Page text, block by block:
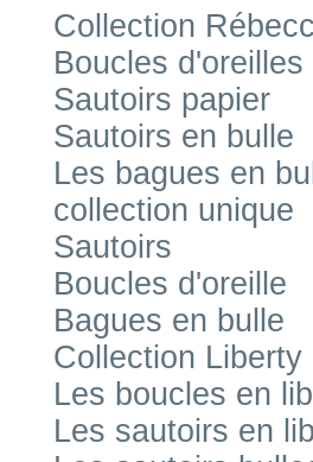
Collection
Boucles d'oreilles
Sautoirs papier
Sautoirs en bulle
Les bagues en
collection unique
Sautoirs
Boucles d'oreille
Bagues en bulle
Collection Liberty
Les boucles en
Les sautoirs en